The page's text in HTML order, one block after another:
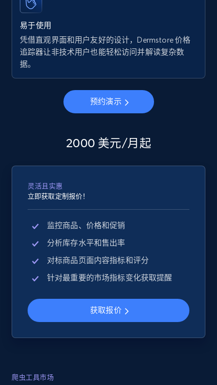
易于使用
凭借直观界面和用户友好的设计，Dermstore 价格
追踪器让非技术用户也能轻松访问并解读复杂数
据。
预约演示
2000 美元/月起
灵活且实惠
立即获取定制报价！
监控商品、价格和促销
分析库存水平和售出率
对标商品页面内容指标和评分
针对最重要的市场指标变化获取提醒
获取报价
爬虫工具市场